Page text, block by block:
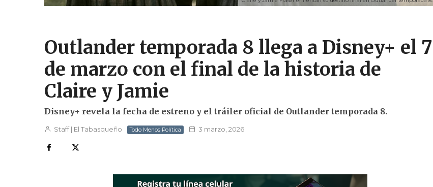
Outlander temporada 8 llega a Disney+ el 7
de marzo con el final de la historia de
Claire y Jamie
Disney+ revela la fecha de estreno y el tráiler oficial de Outlander temporada 8.
Staff | El Tabasqueño Todo Menos Política 3 marzo, 2026